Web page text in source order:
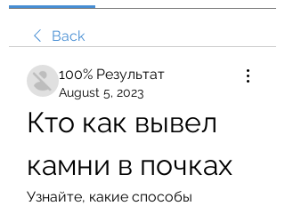
Back
100% Результат
August 5, 2023
Кто как вывел
камни в почках
Узнайте, какие способы